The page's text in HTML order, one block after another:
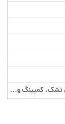
تشک، کمپینگ و…